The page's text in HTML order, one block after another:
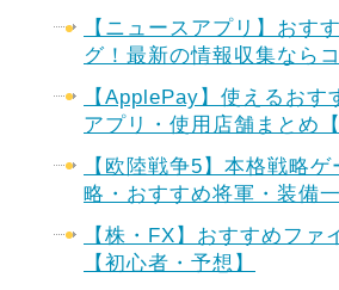
【ニュースアプリ】おす
グ！最新の情報収集ならコ
【ApplePay】使えるおす
アプリ・使用店舗まとめ
【欧陸戦争5】本格戦略
略・おすすめ将軍・装備
【株・FX】おすすめファ
【初心者・予想】